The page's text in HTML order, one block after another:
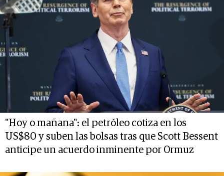
"Hoy o mañana": el petróleo cotiza en los
US$80 y suben las bolsas tras que Scott Bessent
anticipe un acuerdo inminente por Ormuz